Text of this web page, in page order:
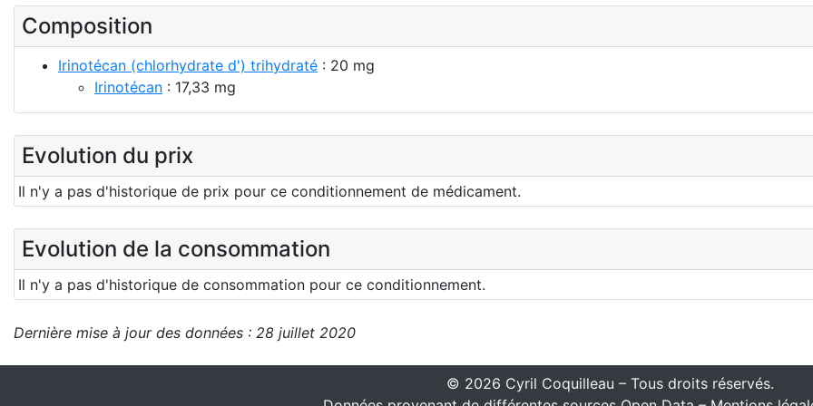
Composition
Irinotécan (chlorhydrate d') trihydraté : 20 mg
Irinotécan : 17,33 mg
Evolution du prix
Il n'y a pas d'historique de prix pour ce conditionnement de médicament.
Evolution de la consommation
Il n'y a pas d'historique de consommation pour ce conditionnement.
Dernière mise à jour des données : 28 juillet 2020
© 2026 Cyril Coquilleau – Tous droits réservés.